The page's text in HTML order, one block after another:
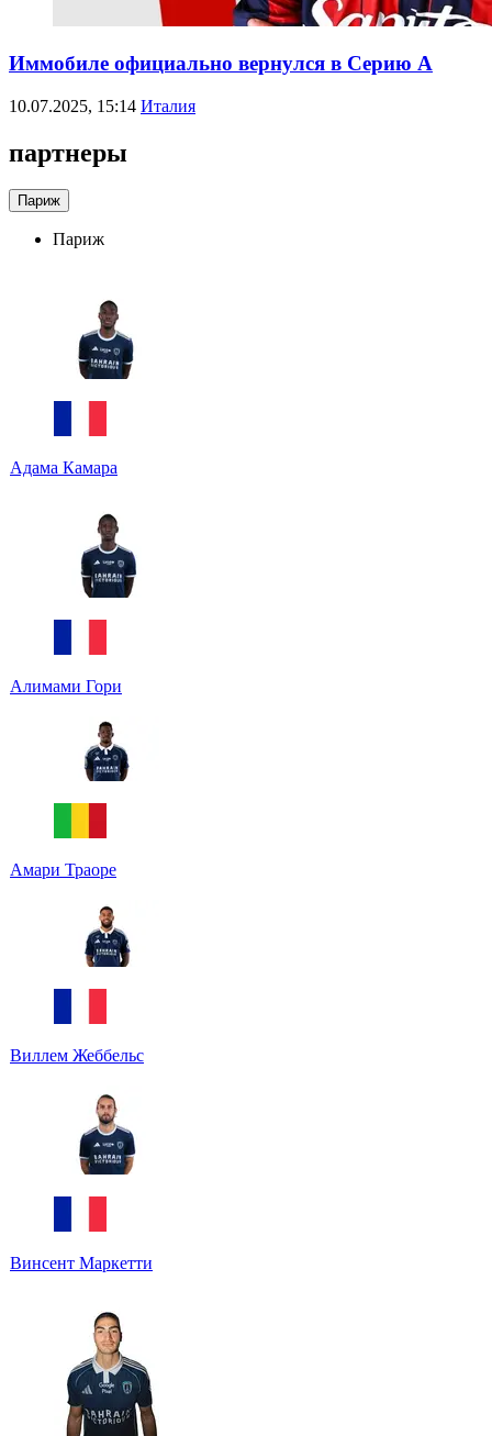
Иммобиле официально вернулся в Серию А
10.07.2025, 15:14 Италия
партнеры
Париж
Париж
Адама Камара
Алимами Гори
Амари Траоре
Виллем Жеббельс
Винсент Маркетти